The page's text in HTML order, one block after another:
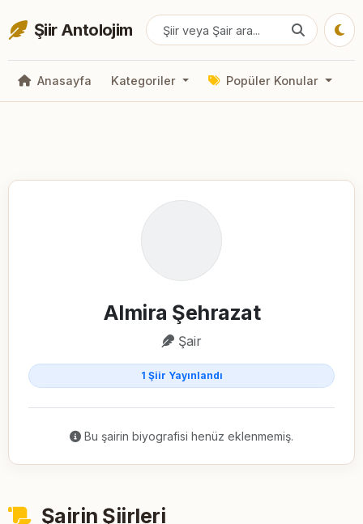
Şiir Antolojim
Anasayfa Kategoriler Popüler Konular
Almira Şehrazat
Şair
1 Şiir Yayınlandı
Bu şairin biyografisi henüz eklenmemiş.
Şairin Şiirleri